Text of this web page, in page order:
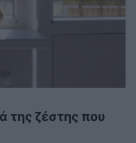
της ζέστης που